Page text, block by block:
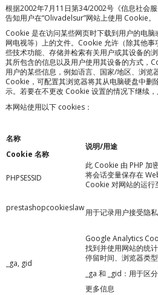
根据2002年7月11日第34/2002号《信息社会
告知用户在“Olivadelsur”网站上使用 Cookie。
Cookie 是在访问某些网页时下载到用户的电
网电视等）上的文件。Cookie 允许（除其他
些技术功能、存储并检索有关用户或其设备的
其所包含的信息以及用户使用其设备的方式，
用户的某些信息，例如语言、国家/地区、浏览
Cookie，可配置其浏览器将其从电脑硬盘中删
示。若要在不更改 Cookie 设置的情况下继续，
本网站使用以下 cookies：
名称
Cookie 名称
说明/用途
PHPSESSID
此 Cookie 由 PHP 加
将会话变量保存在
Cookie 对网站的运行
prestashopcookieslaw用于记录用户接受隐
_ga, gid
Google Analytics
找到并使用网站的统
停留时间、浏览器类
_ga 和 _gid：用于区分
更多信息